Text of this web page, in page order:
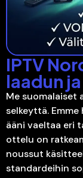
IPTV
laadun
Me
selkeyttä.
ääni vaeltaa eri
ottelu on
noussut
standardeihin